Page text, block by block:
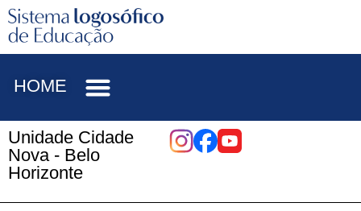
HOME
Unidade Cidade
Nova - Belo
Horizonte